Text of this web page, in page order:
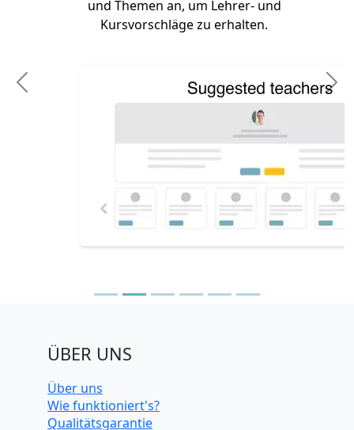
Gebe deine Verfügbarkeit,
ÜBER UNS